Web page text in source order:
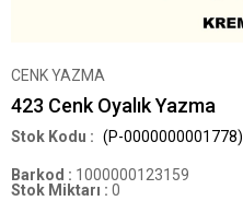
CENK YAZMA
423 Cenk Oyalık Yazma
(P-0000000001778)
Barkod : 1000000123159
Stok Miktarı : 0